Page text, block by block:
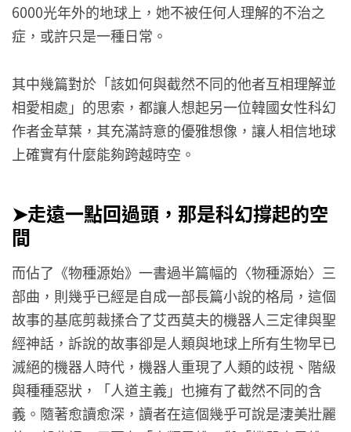
6000光年外的地球上，她不被任何人理解的不治之
症，或許只是一種日常。
其中幾篇對於「該如何與截然不同的他者互相理解並
相愛相處」的思索，都讓人想起另一位韓國女性科幻
作者金草葉，其充滿詩意的優雅想像，讓人相信地球
上確實有什麼能夠跨越時空。
➤走遠一點回過頭，那是科幻撐起的空
間
而佔了《物種源始》一書過半篇幅的〈物種源始〉三
部曲，則幾乎已經是自成一部長篇小說的格局，這個
故事的基底剪裁揉合了艾西莫夫的機器人三定律與聖
經神話，訴說的故事卻是人類與地球上所有生物早已
滅絕的機器人時代，機器人重現了人類的歧視、階級
與種種惡狀，「人道主義」也擁有了截然不同的含
義。隨著愈讀愈深，讀者在這個幾乎可說是淒美壯麗